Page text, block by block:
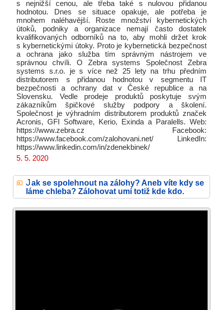
s nejnižší cenou, ale třeba také s nulovou přidanou
hodnotou. Dnes se situace opakuje, ale potřeba je
mnohem naléhavější. Roste množství kybernetických
útoků, podniky a organizace nemají často dostatek
kvalifikovaných odborníků na to, aby mohli držet krok
s kybernetickými útoky. Proto je kybernetická bezpečnost
a ochrana jako služba tím správným nástrojem ve
správnou chvíli. O Zebra systems Společnost Zebra
systems s.r.o. je s více než 25 lety na trhu předním
distributorem s přidanou hodnotou v segmentu IT
bezpečnosti a ochrany dat v České republice a na
Slovensku. Vedle prodeje produktů poskytuje svým
zákazníkům špičkové služby podpory a školení.
Společnost je výhradním distributorem produktů značek
Acronis, GFI Software, Kerio, Exinda a Paralells. Web:
https://www.zebra.cz Facebook:
https://www.facebook.com/zalohovani.net/ LinkedIn:
https://www.linkedin.com/in/zdenekbinek/
5. 5. 2020
Jak se spolehnout na zálohy? Aneb víte kdy se
láme chleba? Zálohovat umí totiž kde kdo.